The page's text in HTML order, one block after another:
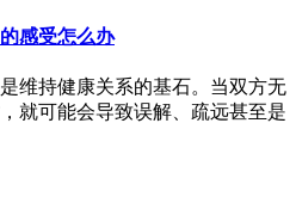
感受怎么办
维持健康关系的基石。当双方无
就可能会导致误解、疏远甚至是